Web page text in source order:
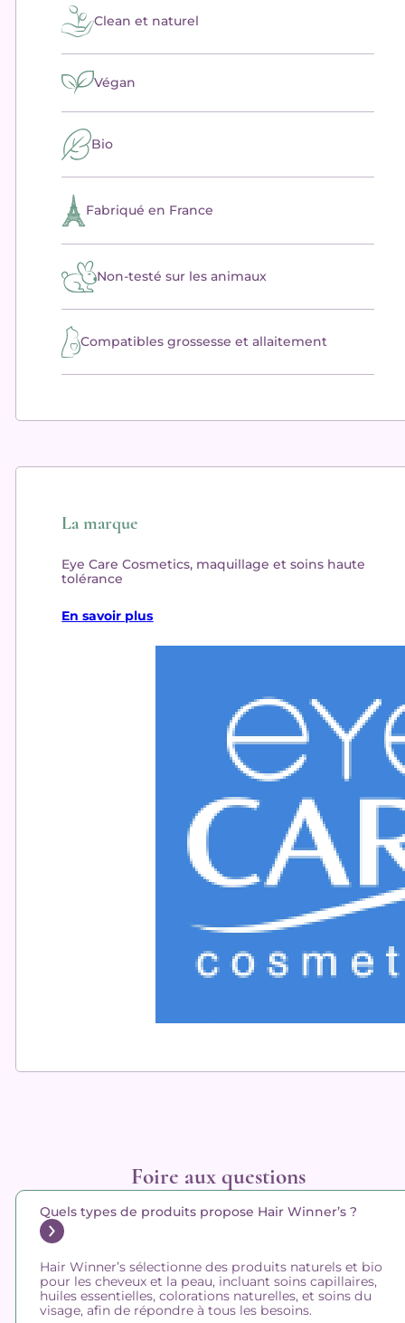
Clean et naturel
Végan
Bio
Fabriqué en France
Non-testé sur les animaux
Compatibles grossesse et allaitement
La marque
Eye Care Cosmetics, maquillage et soins haute
tolérance
En savoir plus
Foire aux questions
Quels types de produits propose Hair Winner’s ?
Hair Winner’s sélectionne des produits naturels et bio
pour les cheveux et la peau, incluant soins capillaires,
huiles essentielles, colorations naturelles, et soins du
visage, afin de répondre à tous les besoins.